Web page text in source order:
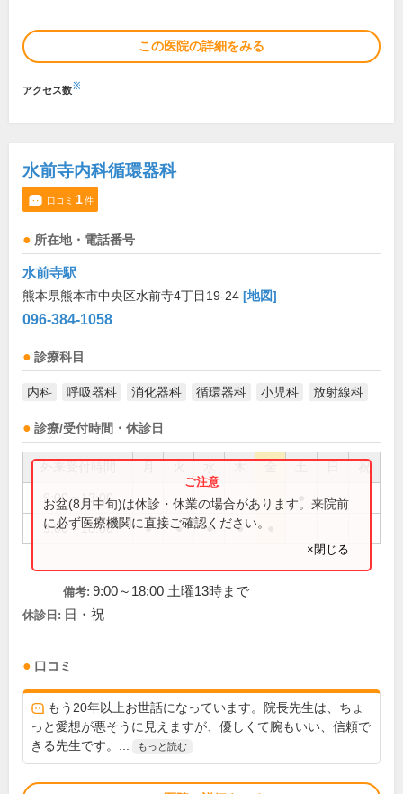
この医院の詳細をみる
アクセス数※
水前寺内科循環器科
口コミ 1件
所在地・電話番号
水前寺駅
熊本県熊本市中央区水前寺4丁目19-24 [地図]
096-384-1058
診療科目
内科 呼吸器科 消化器科 循環器科 小児科 放射線科
診療/受付時間・休診日
祝
9:00～13:00
9:00～18:00 ● ● ● ●
お盆(8月中旬)は休診・休業の場合があります。来院前
に必ず医療機関に直接ご確認ください。
×閉じる
備考: 9:00～18:00 土曜13時まで
休診日: 日・祝
口コミ
もう20年以上お世話になっています。院長先生は、ちょ
っと愛想が悪そうに見えますが、優しくて腕もいい、信頼で
きる先生です。...
もっと読む